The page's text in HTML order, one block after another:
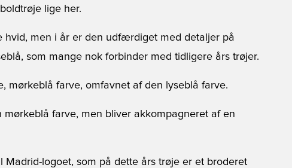
lige her.
hvid, men i år er den udfærdiget med detaljer på
som mange nok forbinder med tidligere års trøjer.
mørkeblå farve, omfavnet af den lyseblå farve.
farve, men bliver akkompagneret af en
logoet, som på dette års trøje er et broderet